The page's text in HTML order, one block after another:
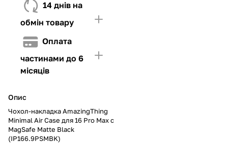
14 днів на
обмін товару
Оплата
частинами до 6
місяців
Опис
Чохол-накладка AmazingThing
Minimal Air Case для 16 Pro Max с
MagSafe Matte Black
(IP166.9PSMBK)